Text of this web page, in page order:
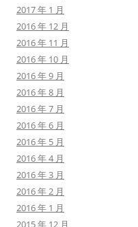
2017 年 1 月
2016 年 12 月
2016 年 11 月
2016 年 10 月
2016 年 9 月
2016 年 8 月
2016 年 7 月
2016 年 6 月
2016 年 5 月
2016 年 4 月
2016 年 3 月
2016 年 2 月
2016 年 1 月
2015 年 12 月